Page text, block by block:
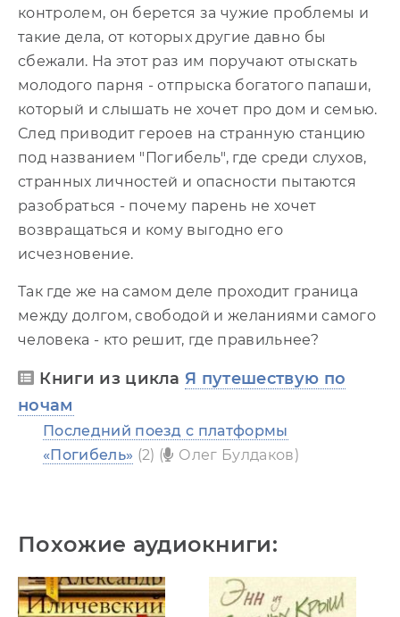
контролем, он берется за чужие проблемы и
такие дела, от которых другие давно бы
сбежали. На этот раз им поручают отыскать
молодого парня - отпрыска богатого папаши,
который и слышать не хочет про дом и семью.
След приводит героев на странную станцию
под названием "Погибель", где среди слухов,
странных личностей и опасности пытаются
разобраться - почему парень не хочет
возвращаться и кому выгодно его
исчезновение.
Так где же на самом деле проходит граница
между долгом, свободой и желаниями самого
человека - кто решит, где правильнее?
Книги из цикла Я путешествую по
ночам
Последний поезд с платформы
«Погибель» (2) ( Олег Булдаков)
Похожие аудиокниги: